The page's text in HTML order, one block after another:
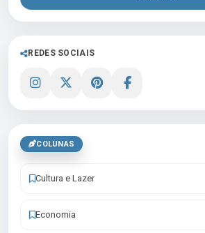
REDES SOCIAIS
COLUNAS
Cultura e Lazer
Economia